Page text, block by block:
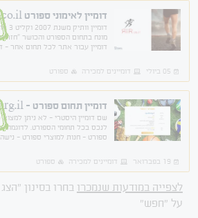
דומיין לאימוני ספורט RIR.co.il
מונח בתחום הספורט והכושר
דומיין עבור אתר לכל תחום אחר -
05 ביולי דומיינים למכירה ספורט
דומיין תחום ספורט - sport.org.il
שם דומיין היסטרי - לא ניתן
לנכס בכל תחומי הספורט.
ספורט - חנות למוצרי ספורט -
19 בפברואר דומיינים למכירה ספורט
לצפייה במודעות שנמכרו בחרו בסינון
על "חפש"